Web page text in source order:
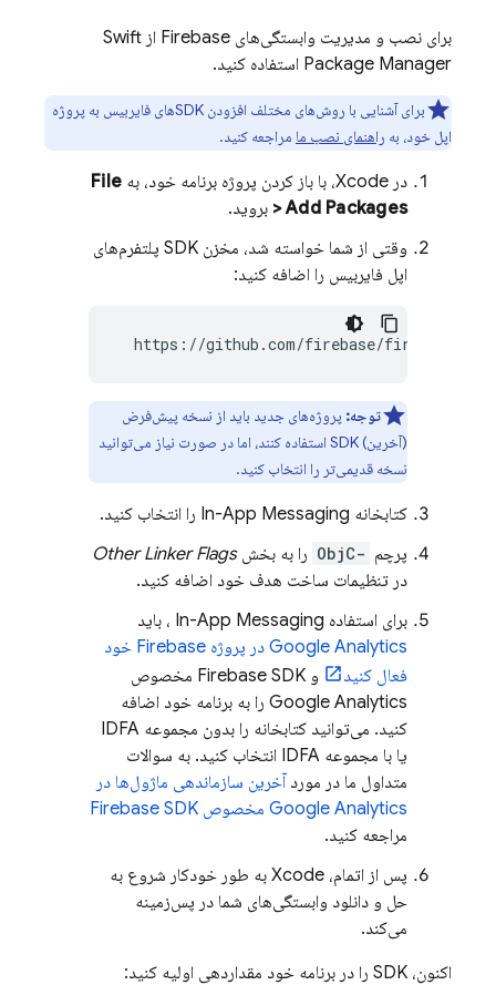
برای نصب و مدیریت وابستگی‌های Firebase از Swift
Package Manager استفاده کنید.
برای آشنایی با روش‌های مختلف افزودن SDKهای فایربیس به پروژه
اپل خود، به راهنمای نصب ما مراجعه کنید.
در Xcode، با باز کردن پروژه برنامه خود، به
File
> Add Packages بروید.
وقتی از شما خواسته شد، مخزن SDK پلتفرم‌های
اپل فایربیس را اضافه کنید:
https://github.com/firebase/firebase-
توجه: پروژه‌های جدید باید از نسخه پیش‌فرض
(آخرین) SDK استفاده کنند، اما در صورت نیاز می‌توانید
نسخه قدیمی‌تر را انتخاب کنید.
کتابخانه In-App Messaging را انتخاب کنید.
پرچم -ObjC را به بخشOther Linker Flags
در تنظیمات ساخت هدف خود اضافه کنید.
برای استفاده In-App Messaging ، باید
Google Analytics
در پروژه Firebase خود
فعال کنید
و Firebase SDK مخصوص
Google Analytics را به برنامه خود اضافه
کنید. می‌توانید کتابخانه را بدون مجموعه IDFA
یا با مجموعه IDFA انتخاب کنید. به سوالات
متداول ما در مورد آخرین سازماندهی ماژول‌ها در
Google Analytics مخصوص Firebase SDK
مراجعه کنید.
پس از اتمام، Xcode به طور خودکار شروع به
حل و دانلود وابستگی‌های شما در پس‌زمینه
می‌کند.
اکنون، SDK را در برنامه خود مقداردهی اولیه کنید: